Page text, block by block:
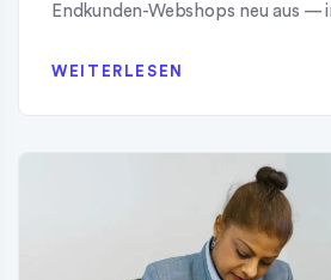
Endkunden-Webshops neu aus —
WEITERLESEN